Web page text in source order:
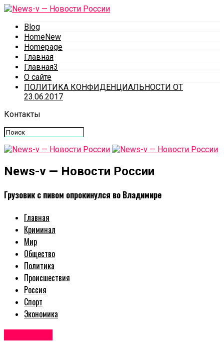
Blog
HomeNew
Homepage
Главная
Главная3
О сайте
ПОЛИТИКА КОНФИДЕНЦИАЛЬНОСТИ ОТ
23.06.2017
Контакты
News-v — Новости России
Грузовик с пивом опрокинулся во Владимире
Главная
Криминал
Мир
Общество
Политика
Происшествия
Россия
Спорт
Экономика